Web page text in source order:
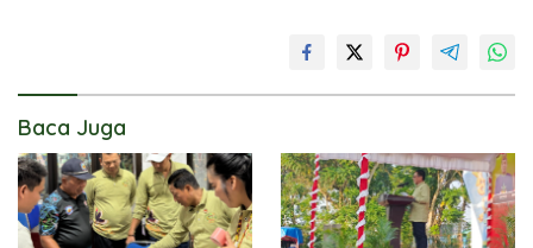
Baca Juga